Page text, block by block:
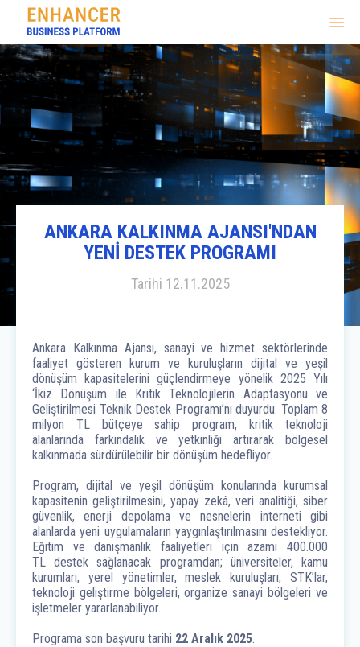
ANKARA KALKINMA AJANSI'NDAN
YENİ DESTEK PROGRAMI
Tarihi 12.11.2025
Ankara Kalkınma Ajansı, sanayi ve hizmet sektörlerinde
faaliyet gösteren kurum ve kuruluşların dijital ve yeşil
dönüşüm kapasitelerini güçlendirmeye yönelik 2025 Yılı
‘İkiz Dönüşüm ile Kritik Teknolojilerin Adaptasyonu ve
Geliştirilmesi Teknik Destek Programı’nı duyurdu. Toplam 8
milyon TL bütçeye sahip program, kritik teknoloji
alanlarında farkındalık ve yetkinliği artırarak bölgesel
kalkınmada sürdürülebilir bir dönüşüm hedefliyor.
Program, dijital ve yeşil dönüşüm konularında kurumsal
kapasitenin geliştirilmesini, yapay zekâ, veri analitiği, siber
güvenlik, enerji depolama ve nesnelerin interneti gibi
alanlarda yeni uygulamaların yaygınlaştırılmasını destekliyor.
Eğitim ve danışmanlık faaliyetleri için azami 400.000
TL destek sağlanacak programdan; üniversiteler, kamu
kurumları, yerel yönetimler, meslek kuruluşları, STK’lar,
teknoloji geliştirme bölgeleri, organize sanayi bölgeleri ve
işletmeler yararlanabiliyor.
Programa son başvuru tarihi 22 Aralık 2025.